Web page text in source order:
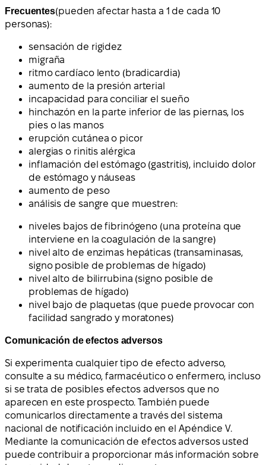
Frecuentes(pueden afectar hasta a 1 de cada 10
personas):
sensación de rigidez
migraña
ritmo cardíaco lento (bradicardia)
aumento de la presión arterial
incapacidad para conciliar el sueño
hinchazón en la parte inferior de las piernas, los
pies o las manos
erupción cutánea o picor
alergias o rinitis alérgica
inflamación del estómago (gastritis), incluido dolor
de estómago y náuseas
aumento de peso
análisis de sangre que muestren:
niveles bajos de fibrinógeno (una proteína que
interviene en la coagulación de la sangre)
nivel alto de enzimas hepáticas (transaminasas,
signo posible de problemas de hígado)
nivel alto de bilirrubina (signo posible de
problemas de hígado)
nivel bajo de plaquetas (que puede provocar con
facilidad sangrado y moratones)
Comunicación de efectos adversos
Si experimenta cualquier tipo de efecto adverso,
consulte a su médico, farmacéutico o enfermero, incluso
si se trata de posibles efectos adversos que no
aparecen en este prospecto. También puede
comunicarlos directamente a través del sistema
nacional de notificación incluido en el Apéndice V.
Mediante la comunicación de efectos adversos usted
puede contribuir a proporcionar más información sobre